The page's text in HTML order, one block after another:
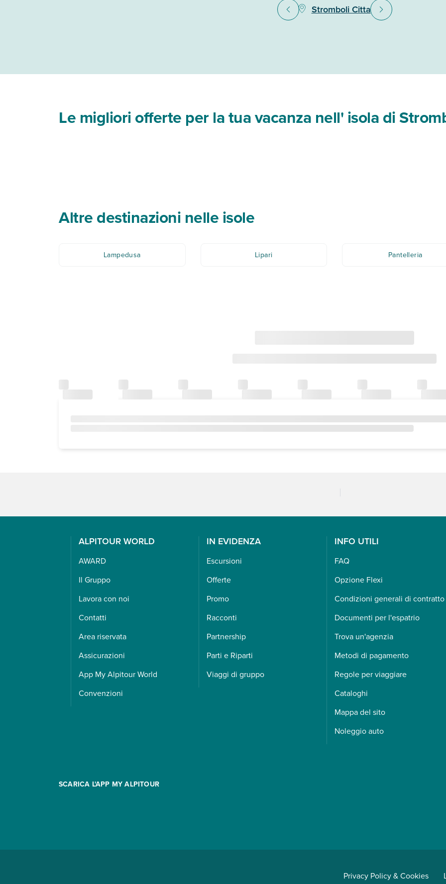
Stromboli Citta
Le migliori offerte per la tua vacanza nell' isola di
Altre destinazioni nelle isole
Lampedusa Lipari Pantelleria
ALPITOUR WORLD
AWARD
Il Gruppo
Lavora con noi
Contatti
Area riservata
Assicurazioni
App My Alpitour World
Convenzioni
IN EVIDENZA
Escursioni
Offerte
Promo
Racconti
Partnership
Parti e Riparti
Viaggi di gruppo
INFO UTILI
FAQ
Opzione Flexi
Condizioni generali di contratto
Documenti per l'espatrio
Trova un'agenzia
Metodi di pagamento
Regole per viaggiare
Cataloghi
Mappa del sito
Noleggio auto
SCARICA L'APP MY ALPITOUR
Privacy Policy & Cookies